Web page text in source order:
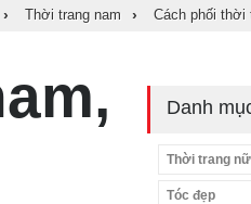
› Thời trang nam › Cách phối thời
Danh
Thời trang nữ
Tóc đẹp